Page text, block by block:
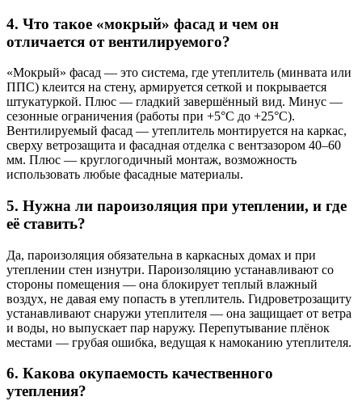
4. Что такое «мокрый» фасад и чем он
отличается от вентилируемого?
«Мокрый» фасад — это система, где утеплитель (минвата или
ППС) клеится на стену, армируется сеткой и покрывается
штукатуркой. Плюс — гладкий завершённый вид. Минус —
сезонные ограничения (работы при +5°C до +25°C).
Вентилируемый фасад — утеплитель монтируется на каркас,
сверху ветрозащита и фасадная отделка с вентзазором 40–60
мм. Плюс — круглогодичный монтаж, возможность
использовать любые фасадные материалы.
5. Нужна ли пароизоляция при утеплении, и где
её ставить?
Да, пароизоляция обязательна в каркасных домах и при
утеплении стен изнутри. Пароизоляцию устанавливают со
стороны помещения — она блокирует теплый влажный
воздух, не давая ему попасть в утеплитель. Гидроветрозащиту
устанавливают снаружи утеплителя — она защищает от ветра
и воды, но выпускает пар наружу. Перепутывание плёнок
местами — грубая ошибка, ведущая к намоканию утеплителя.
6. Какова окупаемость качественного
утепления?